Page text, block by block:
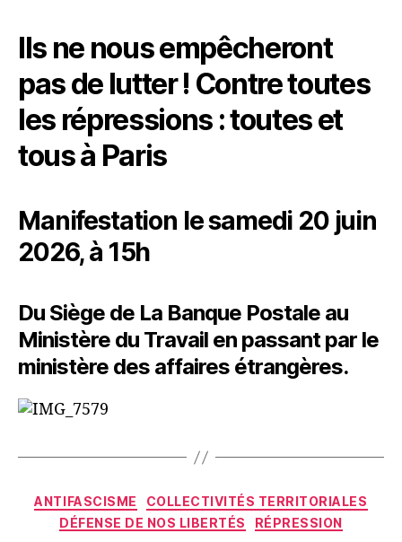
IIs ne nous empêcheront
pas de lutter ! Contre toutes
les répressions : toutes et
tous à Paris
Manifestation le samedi 20 juin
2026, à 15h
Du Siège de La Banque Postale au
Ministère du Travail en passant par le
ministère des affaires étrangères.
Catégories
ANTIFASCISME
COLLECTIVITÉS TERRITORIALES
DÉFENSE DE NOS LIBERTÉS
RÉPRESSION